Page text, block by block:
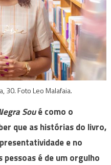
30. Foto Leo Malafaia.
Soué como o
que as histórias do livro,
e no
é de um orgulho